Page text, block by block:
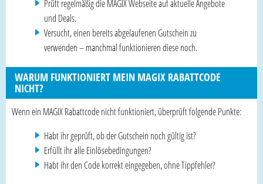
Prüft regelmäßig die MAGIX Webseite auf aktuelle Angebote
und Deals.
Versucht, einen bereits abgelaufenen Gutschein zu
verwenden – manchmal funktionieren diese noch.
WARUM FUNKTIONIERT MEIN MAGIX RABATTCODE
NICHT?
Wenn ein MAGIX Rabattcode nicht funktioniert, überprüft folgende Punkte:
Habt ihr geprüft, ob der Gutschein noch gültig ist?
Erfüllt ihr alle Einlösebedingungen?
Habt ihr den Code korrekt eingegeben, ohne Tippfehler?